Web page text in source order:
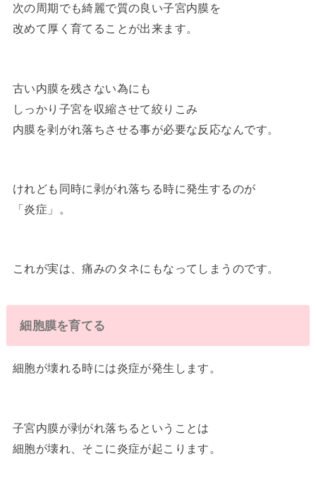
次の周期でも綺麗で質の良い子宮内膜を
改めて厚く育てることが出来ます。
古い内膜を残さない為にも
しっかり子宮を収縮させて絞りこみ
内膜を剥がれ落ちさせる事が必要な反応なんです。
けれども同時に剥がれ落ちる時に発生するのが
「炎症」。
これが実は、痛みのタネにもなってしまうのです。
細胞膜を育てる
細胞が壊れる時には炎症が発生します。
子宮内膜が剥がれ落ちるということは
細胞が壊れ、そこに炎症が起こります。